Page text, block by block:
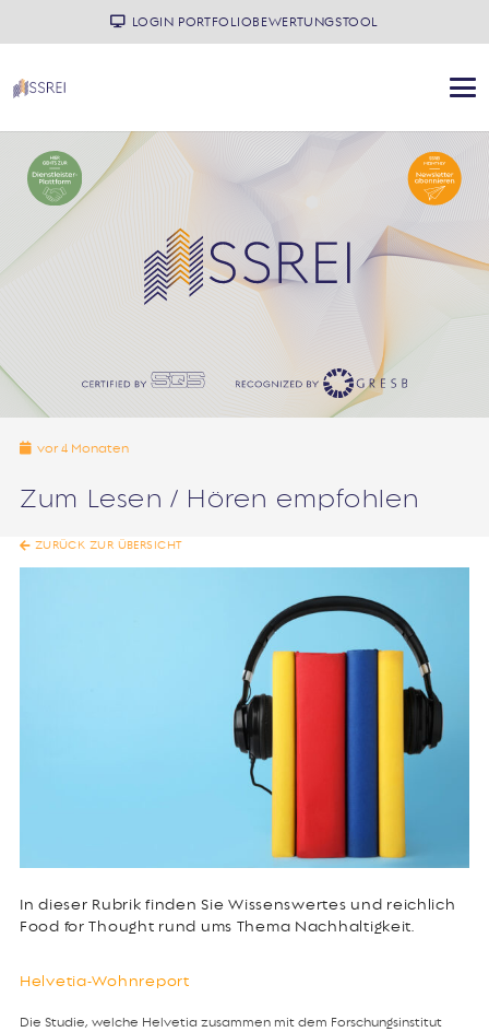
LOGIN PORTFOLIOBEWERTUNGSTOOL
vor 4 Monaten
Zum Lesen / Hören empfohlen
ZURÜCK ZUR ÜBERSICHT
In dieser Rubrik finden Sie Wissenswertes und reichlich
Food for Thought rund ums Thema Nachhaltigkeit.
Helvetia-Wohnreport
Die Studie, welche Helvetia zusammen mit dem Forschungsinstitut